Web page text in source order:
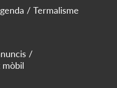
Termalisme
mòbil